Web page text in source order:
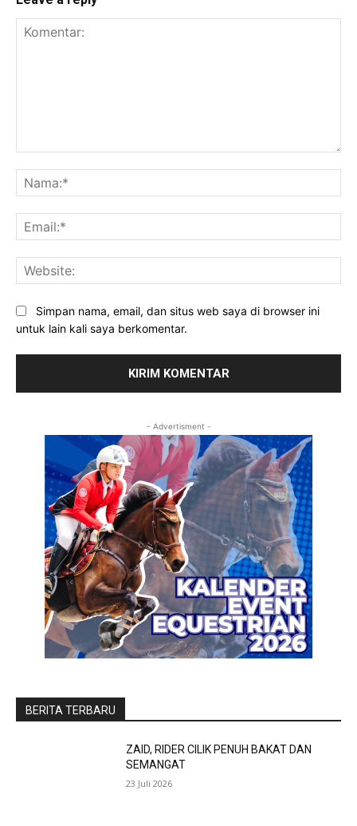
Simpan nama, email, dan situs web saya di browser ini
untuk lain kali saya berkomentar.
- Advertisment -
BERITA TERBARU
ZAID, RIDER CILIK PENUH BAKAT DAN
SEMANGAT
23 Juli 2026